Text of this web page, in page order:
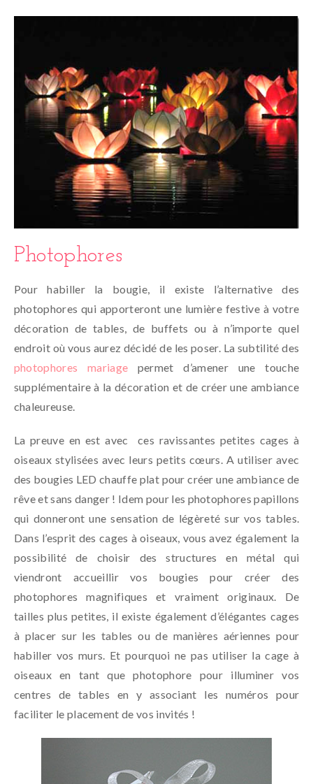
Photophores
Pour habiller la bougie, il existe l’alternative des
photophores qui apporteront une lumière festive à votre
décoration de tables, de buffets ou à n’importe quel
endroit où vous aurez décidé de les poser. La subtilité des
photophores mariage permet d’amener une touche
supplémentaire à la décoration et de créer une ambiance
chaleureuse.
La preuve en est avec ces ravissantes petites cages à
oiseaux stylisées avec leurs petits cœurs. A utiliser avec
des bougies LED chauffe plat pour créer une ambiance de
rêve et sans danger ! Idem pour les photophores papillons
qui donneront une sensation de légèreté sur vos tables.
Dans l’esprit des cages à oiseaux, vous avez également la
possibilité de choisir des structures en métal qui
viendront accueillir vos bougies pour créer des
photophores magnifiques et vraiment originaux. De
tailles plus petites, il existe également d’élégantes cages
à placer sur les tables ou de manières aériennes pour
habiller vos murs. Et pourquoi ne pas utiliser la cage à
oiseaux en tant que photophore pour illuminer vos
centres de tables en y associant les numéros pour
faciliter le placement de vos invités !